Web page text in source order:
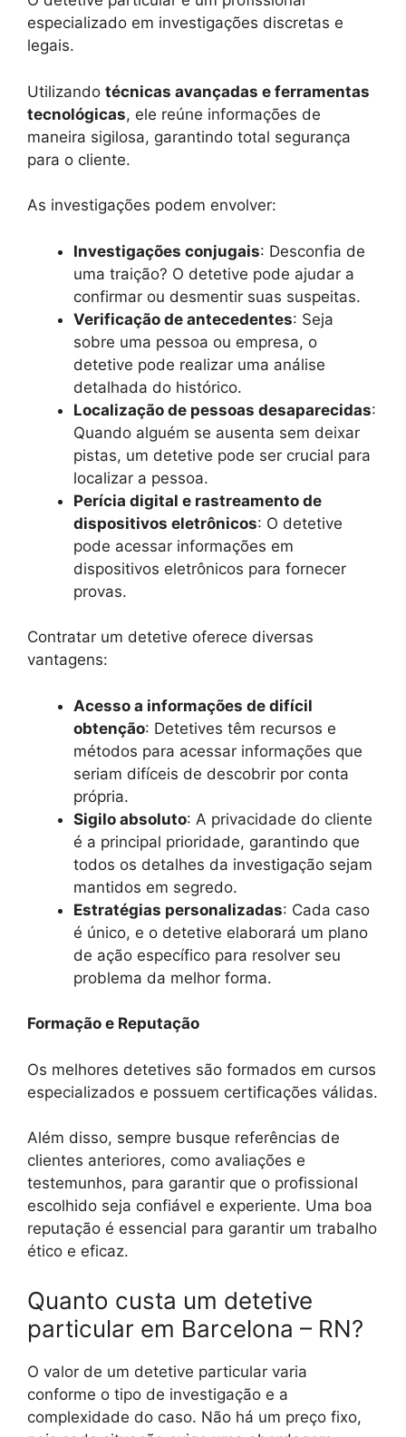
especializado em investigações discretas e
legais.
Utilizando técnicas avançadas e ferramentas
tecnológicas, ele reúne informações de
maneira sigilosa, garantindo total segurança
para o cliente.
As investigações podem envolver:
Investigações conjugais: Desconfia de
uma traição? O detetive pode ajudar a
confirmar ou desmentir suas suspeitas.
Verificação de antecedentes: Seja
sobre uma pessoa ou empresa, o
detetive pode realizar uma análise
detalhada do histórico.
Localização de pessoas desaparecidas:
Quando alguém se ausenta sem deixar
pistas, um detetive pode ser crucial para
localizar a pessoa.
Perícia digital e rastreamento de
dispositivos eletrônicos: O detetive
pode acessar informações em
dispositivos eletrônicos para fornecer
provas.
Contratar um detetive oferece diversas
vantagens:
Acesso a informações de difícil
obtenção: Detetives têm recursos e
métodos para acessar informações que
seriam difíceis de descobrir por conta
própria.
Sigilo absoluto: A privacidade do cliente
é a principal prioridade, garantindo que
todos os detalhes da investigação sejam
mantidos em segredo.
Estratégias personalizadas: Cada caso
é único, e o detetive elaborará um plano
de ação específico para resolver seu
problema da melhor forma.
Formação e Reputação
Os melhores detetives são formados em cursos
especializados e possuem certificações válidas.
Além disso, sempre busque referências de
clientes anteriores, como avaliações e
testemunhos, para garantir que o profissional
escolhido seja confiável e experiente. Uma boa
reputação é essencial para garantir um trabalho
ético e eficaz.
Quanto custa um detetive
particular em Barcelona – RN?
O valor de um detetive particular varia
conforme o tipo de investigação e a
complexidade do caso. Não há um preço fixo,